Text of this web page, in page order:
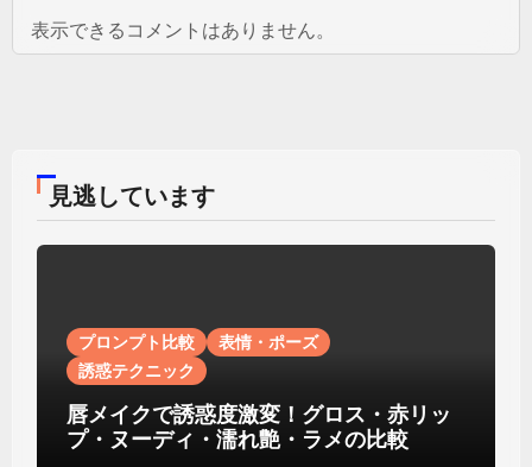
表示できるコメントはありません。
見逃しています
プロンプト比較
表情・ポーズ
誘惑テクニック
唇メイクで誘惑度激変！グロス・赤リッ
プ・ヌーディ・濡れ艶・ラメの比較